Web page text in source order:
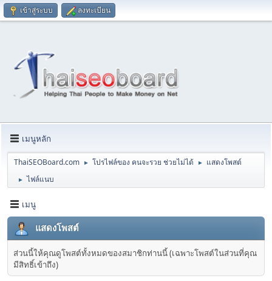
เข้าสู่ระบบ ลงทะเบียน
เมนูหลัก
ThaiSEOBoard.com ► โปรไฟล์ของ คนจะรวย ช่วยไม่ได้ ► แสดงโพสต์
► ไฟล์แนบ
เมนู
แสดงโพสต์
ส่วนนี้ให้คุณดูโพสต์ทั้งหมดของสมาชิกท่านนี้ (เฉพาะโพสต์ในส่วนที่คุณ
มีสิทธิ์เข้าถึง)